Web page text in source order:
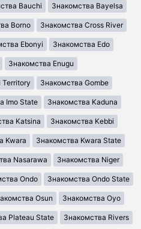
Bauchi Знакомства Bayelsa
Borno Знакомства Cross River
Ebonyi Знакомства Edo
Знакомства Enugu
Territory Знакомства Gombe
Imo State Знакомства Kaduna
Katsina Знакомства Kebbi
Kwara Знакомства Kwara State
Nasarawa Знакомства Niger
Ondo Знакомства Ondo State
Osun Знакомства Oyo
Plateau State Знакомства Rivers